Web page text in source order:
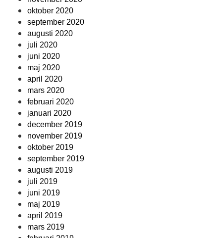
oktober 2020
september 2020
augusti 2020
juli 2020
juni 2020
maj 2020
april 2020
mars 2020
februari 2020
januari 2020
december 2019
november 2019
oktober 2019
september 2019
augusti 2019
juli 2019
juni 2019
maj 2019
april 2019
mars 2019